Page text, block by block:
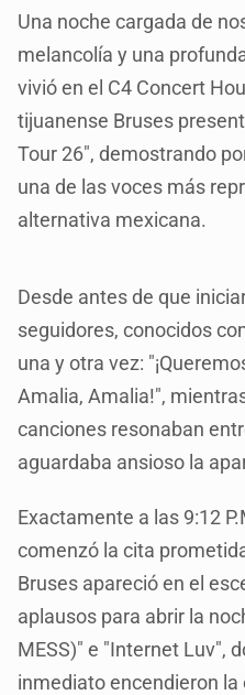
Una noche cargada de
melancolía y una
vivió en el C4 Concert
tijuanense Bruses
Tour 26", demostrando
una de las voces más
alternativa mexicana.
Desde antes de que
seguidores, conocidos
una y otra vez:
Amalia, Amalia!",
canciones resonaban
aguardaba ansioso la
Exactamente a las 9:12
comenzó la cita
Bruses apareció en el
aplausos para abrir la
MESS)" e "Internet Luv",
inmediato encendieron la